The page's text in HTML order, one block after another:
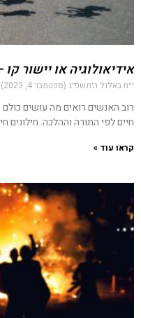
אידיאולוגיה או יישור
י״ח באלול ה׳תשפ״ג (ספטמבר 4, 2023)
רוב האנשים רואים מה עושים
חיים לפי התורה וההלכה. חילונים
קראו עוד »